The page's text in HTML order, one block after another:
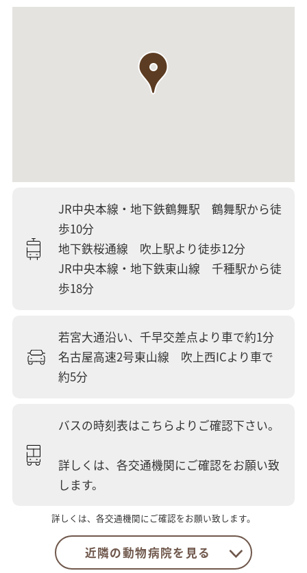
JR中央本線・地下鉄鶴舞駅 鶴舞駅から徒
歩10分
地下鉄桜通線 吹上駅より徒歩12分
JR中央本線・地下鉄東山線 千種駅から徒
歩18分
若宮大通沿い、千早交差点より車で約1分
名古屋高速2号東山線 吹上西ICより車で
約5分
バスの時刻表はこちらよりご確認下さい。
詳しくは、各交通機関にご確認をお願い致
します。
詳しくは、各交通機関にご確認をお願い致します。
近隣の動物病院を見る